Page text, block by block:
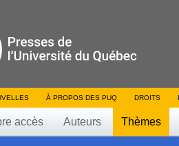
À PROPOS DES PUQ DROITS
accès Auteurs Thèmes